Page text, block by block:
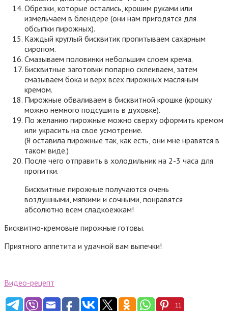
Обрезки, которые остались, крошим руками или
измельчаем в блендере (они нам пригодятся для
обсыпки пирожных).
Каждый круглый бисквитик пропитываем сахарным
сиропом.
Смазываем половинки небольшим слоем крема.
Бисквитные заготовки попарно склеиваем, затем
смазываем бока и верх всех пирожных масляным
кремом.
Пирожные обваливаем в бисквитной крошке (крошку
можно немного подсушить в духовке).
По желанию пирожные можно сверху оформить кремом
или украсить на свое усмотрение.
(Я оставила пирожные так, как есть, они мне нравятся в
таком виде.)
После чего отправить в холодильник на 2-3 часа для
пропитки.
Бисквитные пирожные получаются очень
воздушными, мягкими и сочными, понравятся
абсолютно всем сладкоежкам!
Бисквитно-кремовые пирожные готовы.
Приятного аппетита и удачной вам выпечки!
Видео-рецепт
11